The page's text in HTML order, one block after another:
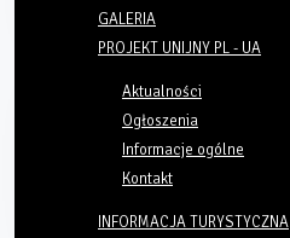
GALERIA
PROJEKT UNIJNY PL - UA
Aktualności
Ogłoszenia
Informacje ogólne
Kontakt
INFORMACJA TURYSTYCZNA